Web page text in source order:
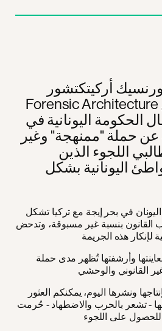
أركيتكتشور
Forensic Architecture أكبر مجموعة من
الحكومة اليونانية في
عن حملة "ممنهجة" وغير
اللجوء الذين
اليونانية بشكل
في بحر إيجة مع تركيا تشكل
القانون بنسبة غير مسبوقة، وتدحض
وأرشفتها تُظهر مدى حملة
ونشرها اليوم، يمكنكم العثور
- تشعر بالحرب والاضطهاد - حُرمت